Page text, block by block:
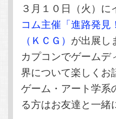
３月１０日（火）
コム主催「進路発見
（ＫＣＧ） が出展し
カプコンでゲーム
界について楽しくお
ゲーム・アート学系
る方はお友達と一